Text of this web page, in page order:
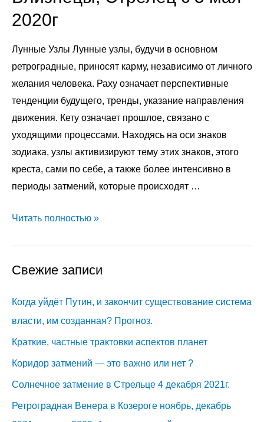
2020г
Лунные Узлы Лунные узлы, будучи в основном
ретроградные, приносят карму, независимо от личного
желания человека. Раху означает перспективные
тенденции будущего, тренды, указание направления
движения. Кету означает прошлое, связано с
уходящими процессами. Находясь на оси знаков
зодиака, узлы активизируют тему этих знаков, этого
креста, сами по себе, а также более интенсивно в
периоды затмений, которые происходят …
Влияние
кризис
Коронавирус
Лунных
узлов
знаках
Близнецы,
Стрелец
Читать полностью »
Свежие записи
Когда уйдёт Путин, и закончит существование система
власти, им созданная? Прогноз.
Краткие, частные трактовки аспектов планет
Коридор затмений — это важно или нет ?
Солнечное затмение в Стрельце 4 декабря 2021г.
Ретроградная Венера в Козероге ноябрь, декабрь